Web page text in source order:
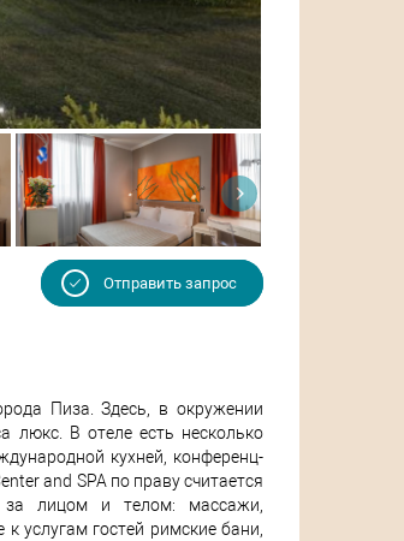
Отправить запрос
Пиза. Здесь, в окружении
люкс. В отеле есть несколько
кухней, конференц-
and SPA по праву считается
за лицом и телом: массажи,
услугам гостей римские бани,